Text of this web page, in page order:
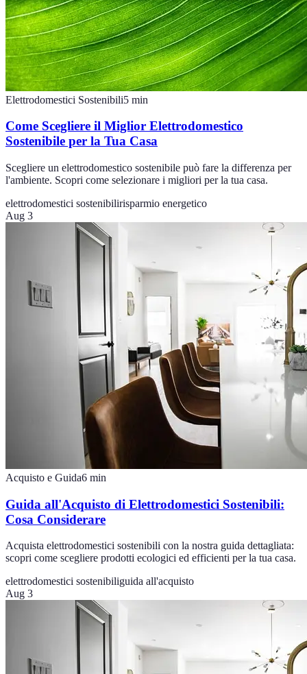
Elettrodomestici Sostenibili5 min
Come Scegliere il Miglior Elettrodomestico
Sostenibile per la Tua Casa
Scegliere un elettrodomestico sostenibile può fare la differenza per
l'ambiente. Scopri come selezionare i migliori per la tua casa.
elettrodomestici sostenibilirisparmio energetico
Aug 3
Acquisto e Guida6 min
Guida all'Acquisto di Elettrodomestici Sostenibili:
Cosa Considerare
Acquista elettrodomestici sostenibili con la nostra guida dettagliata:
scopri come scegliere prodotti ecologici ed efficienti per la tua casa.
elettrodomestici sostenibiliguida all'acquisto
Aug 3